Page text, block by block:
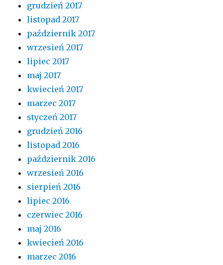
grudzień 2017
listopad 2017
październik 2017
wrzesień 2017
lipiec 2017
maj 2017
kwiecień 2017
marzec 2017
styczeń 2017
grudzień 2016
listopad 2016
październik 2016
wrzesień 2016
sierpień 2016
lipiec 2016
czerwiec 2016
maj 2016
kwiecień 2016
marzec 2016